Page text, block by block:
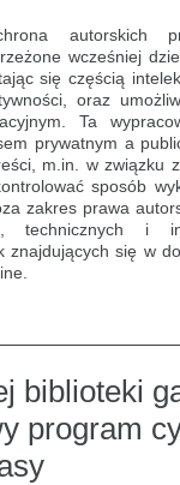
autorskich
wcześniej
się częścią
oraz
Ta
prywatnym a
m.in. w związku
sposób
zakres prawa
technicznych i
znajdujących się w
biblioteki
program